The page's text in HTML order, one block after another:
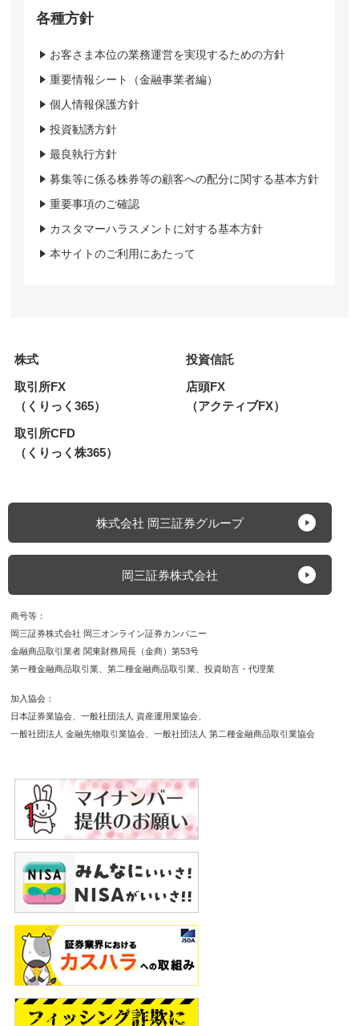
各種方針
お客さま本位の業務運営を実現するための方針
重要情報シート（金融事業者編）
個人情報保護方針
投資勧誘方針
最良執行方針
募集等に係る株券等の顧客への配分に関する基本方針
重要事項のご確認
カスタマーハラスメントに対する基本方針
本サイトのご利用にあたって
株式
投資信託
取引所FX
（くりっく365）
店頭FX
（アクティブFX）
取引所CFD
（くりっく株365）
株式会社 岡三証券グループ
岡三証券株式会社
商号等
岡三証券株式会社 岡三オンライン証券カンパニー
金融商品取引業者 関東財務局長（金商）第53号
第一種金融商品取引業
第二種金融商品取引業 投資助言・代理業
加入協会
日本証券業協会
一般社団法人 資産運用業協会
一般社団法人 金融先物取引業協会
一般社団法人 第二種金融商品取引業協会